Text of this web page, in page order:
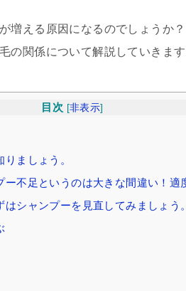
増える原因になるのでしょうか？
の関係について解説していきます
目次 [非表示]
ましょう。
不足というのは大きな間違い！適
シャンプーを見直してみましょう。